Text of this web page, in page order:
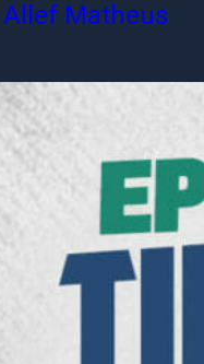
Allef Matheus